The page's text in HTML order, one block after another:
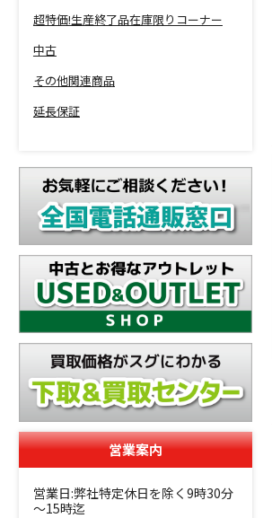
超特価!生産終了品在庫限りコーナー
中古
その他関連商品
延長保証
営業案内
営業日:弊社特定休日を除く9時30分
～15時迄